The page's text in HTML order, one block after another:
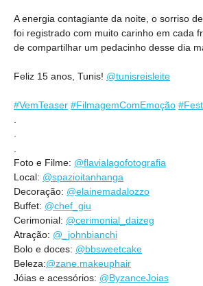
A energia contagiante da noite, o sorriso
foi registrado com muito carinho em cada
de compartilhar um pedacinho desse dia
Feliz 15 anos, Tunis! @tunisreisleite
#VemTeaser #FilmagemComEmoção
Foto e Filme: @flavialagofotografia
Local: @spazioitanhanga
Decoração: @elainemadalozzo
Buffet: @chef_giu
Cerimonial: @cerimonial_daizeg
Atração: @_johnbianchi
Bolo e doces: @bbsweetcake
Beleza:@zane.makeuphair
Jóias e acessórios: @ByzanceJoias